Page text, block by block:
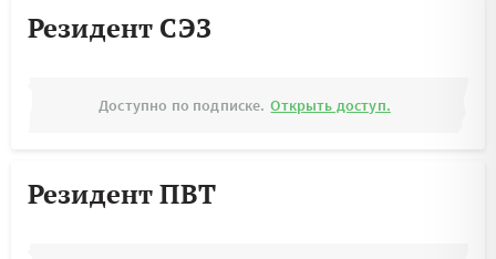
Резидент СЭЗ
Доступно по подписке. Открыть доступ.
Резидент ПВТ